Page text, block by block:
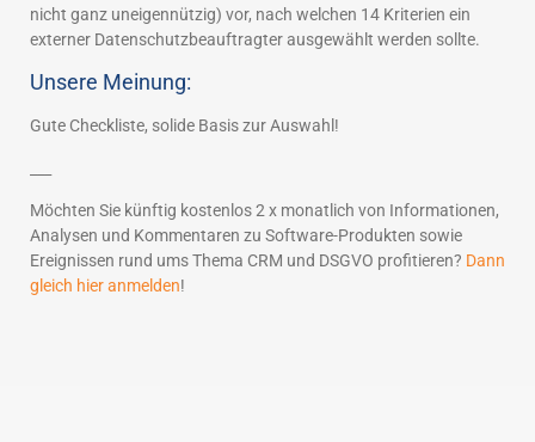
nicht ganz uneigennützig) vor, nach welchen 14 Kriterien ein
externer Datenschutzbeauftragter ausgewählt werden sollte.
Unsere Meinung:
Gute Checkliste, solide Basis zur Auswahl!
Möchten Sie künftig kostenlos 2 x monatlich von Informationen,
Analysen und Kommentaren zu Software-Produkten sowie
Ereignissen rund ums Thema CRM und DSGVO profitieren? Dann
gleich hier anmelden!